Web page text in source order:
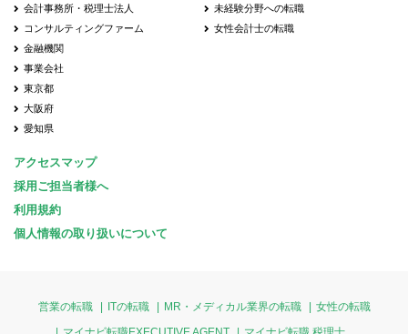
会計事務所・税理士法人
コンサルティングファーム
金融機関
事業会社
東京都
大阪府
愛知県
未経験分野への転職
女性会計士の転職
アクセスマップ
採用ご担当者様へ
利用規約
個人情報の取り扱いについて
営業の転職 ITの転職 MR・メディカル業界の転職
女性の転職